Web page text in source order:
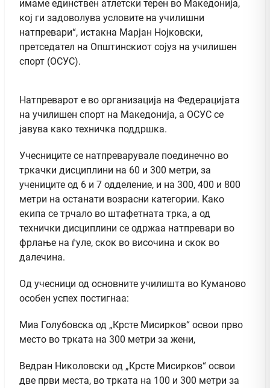
имаме единствен атлетски терен во Македонија,
кој ги задоволува условите на училишни
натпревари“, истакна Марјан Нојковски,
претседател на Општинскиот сојуз на училишен
спорт (ОСУС).
Натпреварот е во организација на Федерацијата
на училишен спорт на Македонија, а ОСУС се
јавува како техничка поддршка.
Учесниците се натпреварувале поединечно во
тркачки дисциплини на 60 и 300 метри, за
учениците од 6 и 7 одделение, и на 300, 400 и 800
метри на останати возрасни категории. Како
екипа се трчало во штафетната трка, а од
технички дисциплини се одржаа натпревари во
фрлање на ѓуле, скок во височина и скок во
далечина.
Од учесници од основните училишта во Куманово
особен успех постигнаа:
Миа Голубовска од „Крсте Мисирков“ освои прво
место во трката на 300 метри за жени,
Ведран Николовски од „Крсте Мисирков“ освои
две први места, во трката на 100 и 300 метри за